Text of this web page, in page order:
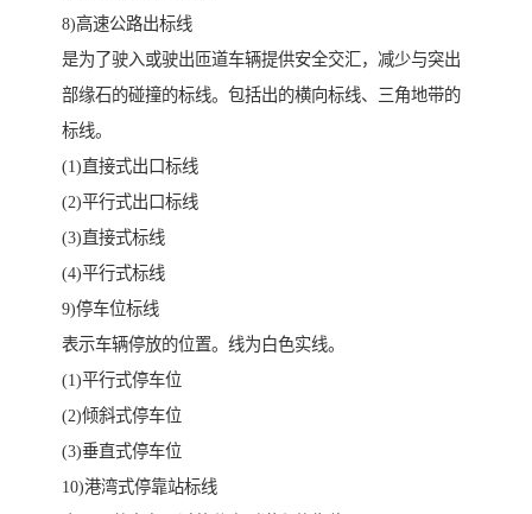
8)高速公路出标线
是为了驶入或驶出匝道车辆提供安全交汇，减少与突出
部缘石的碰撞的标线。包括出的横向标线、三角地带的
标线。
(1)直接式出口标线
(2)平行式出口标线
(3)直接式标线
(4)平行式标线
9)停车位标线
表示车辆停放的位置。线为白色实线。
(1)平行式停车位
(2)倾斜式停车位
(3)垂直式停车位
10)港湾式停靠站标线